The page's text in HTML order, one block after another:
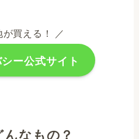
が買える！ ／
ー公式サイト
んなもの？